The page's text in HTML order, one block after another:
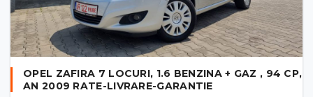
OPEL ZAFIRA 7 LOCURI, 1.6 BENZINA + GAZ , 94 CP,
AN 2009 RATE-LIVRARE-GARANTIE